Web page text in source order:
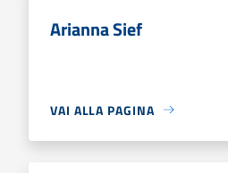
Arianna Sief
VAI ALLA PAGINA